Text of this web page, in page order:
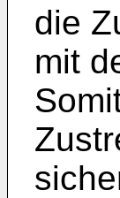
die
mit